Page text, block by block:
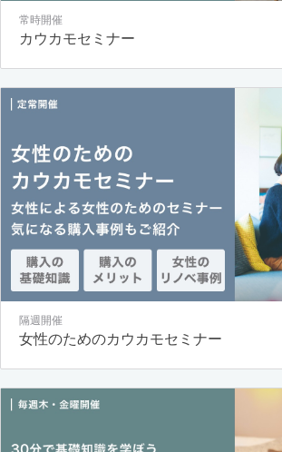
常時開催
カウカモセミナー
隔週開催
女性のためのカウカモセミナー